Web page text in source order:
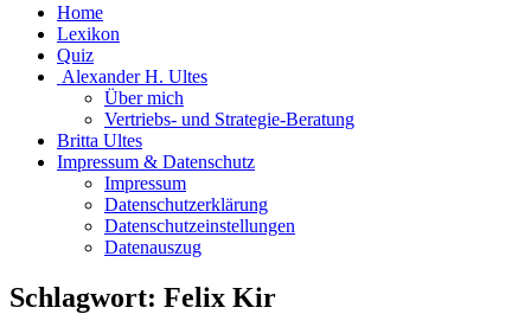
Home
Lexikon
Quiz
Alexander H. Ultes
Über mich
Vertriebs- und Strategie-Beratung
Britta Ultes
Impressum & Datenschutz
Impressum
Datenschutzerklärung
Datenschutzeinstellungen
Datenauszug
Schlagwort: Felix Kir